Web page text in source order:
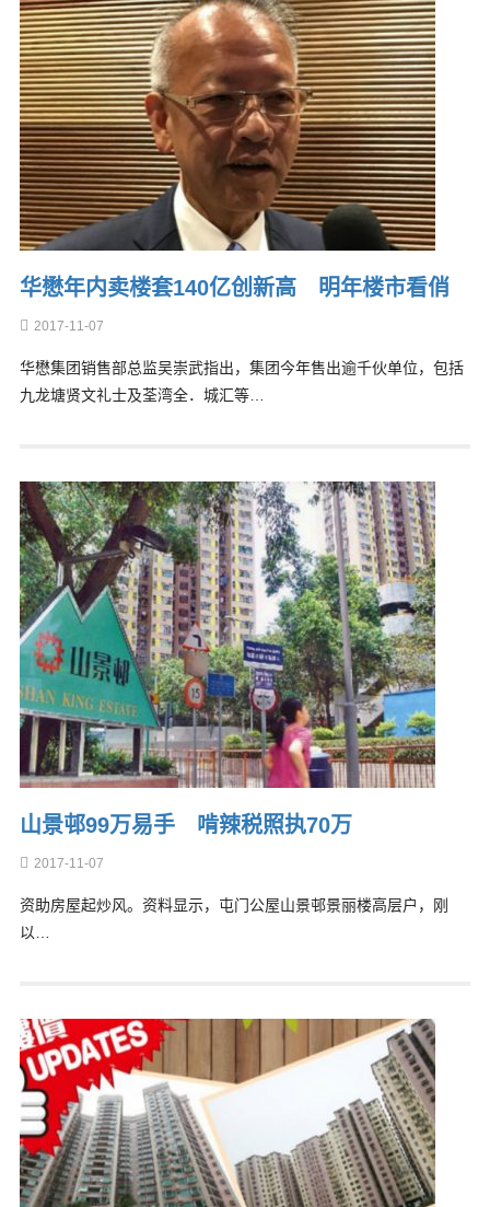
华懋年内卖楼套140亿创新高 明年楼市看俏
2017-11-07
华懋集团销售部总监吴崇武指出，集团今年售出逾千伙单位，包括
九龙塘贤文礼士及荃湾全．城汇等…
山景邨99万易手 啃辣税照执70万
2017-11-07
资助房屋起炒风。资料显示，屯门公屋山景邨景丽楼高层户，刚
以…